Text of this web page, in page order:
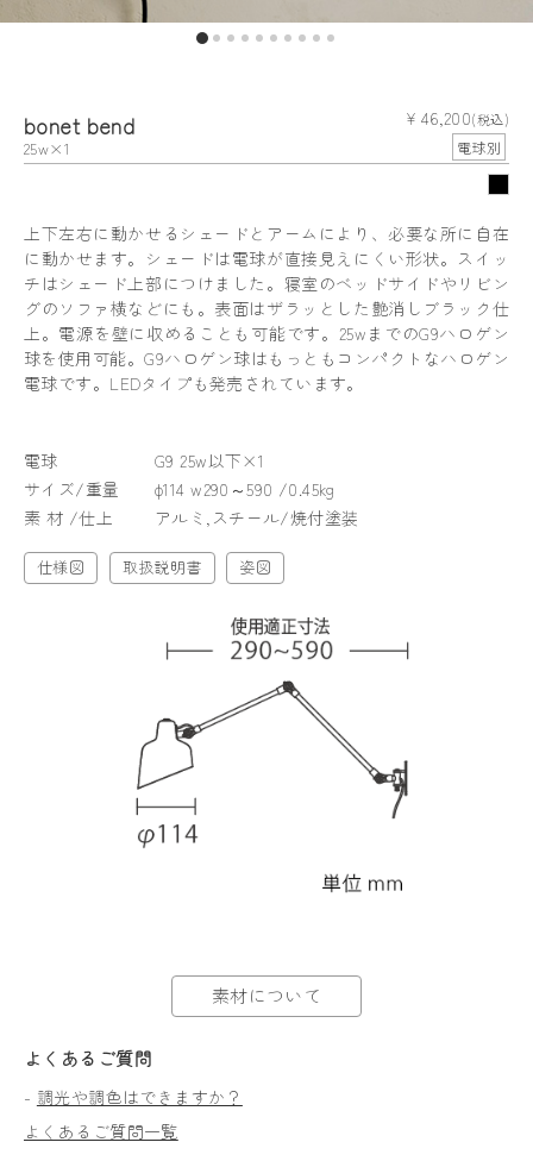
bonet bend
25w×1
¥ 46,200(税込)
電球別
上下左右に動かせるシェードとアームにより、必要な所に自在
に動かせます。シェードは電球が直接見えにくい形状。スイッ
チはシェード上部につけました。寝室のベッドサイドやリビン
グのソファ横などにも。表面はザラッとした艶消しブラック仕
上。電源を壁に収めることも可能です。25wまでのG9ハロゲン
球を使用可能。G9ハロゲン球はもっともコンパクトなハロゲン
電球です。LEDタイプも発売されています。
電球
G9 25w以下×1
サイズ/重量
φ114 w290～590 /0.45kg
素 材 /仕上
アルミ,スチール/焼付塗装
仕様図 取扱説明書 姿図
素材について
よくあるご質問
- 調光や調色はできますか？
よくあるご質問一覧